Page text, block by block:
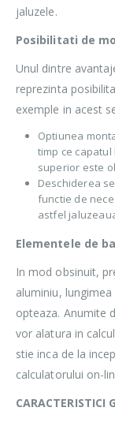
jaluzele.
Posibilitati de
Unul dintre
reprezinta
exemple in acest
Optiunea
timp ce
superior este
Deschiderea
functie de
astfel
Elementele de
In mod obsinuit,
aluminiu,
opteaza. Anumite
vor alatura in
stie inca de la
calculatorului on-
CARACTERISTICI